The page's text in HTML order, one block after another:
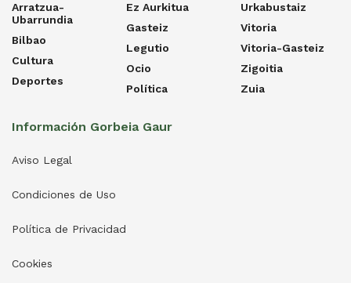
Arratzua-
Ubarrundia
Bilbao
Cultura
Deportes
Ez Aurkitua
Gasteiz
Legutio
Ocio
Política
Urkabustaiz
Vitoria
Vitoria-Gasteiz
Zigoitia
Zuia
Información Gorbeia Gaur
Aviso Legal
Condiciones de Uso
Política de Privacidad
Cookies